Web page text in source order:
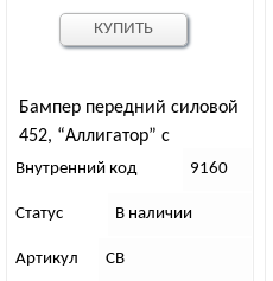
Бампер передний силовой
452, “Аллигатор” с
кенгурином
Внутренний код 9160
Статус В наличии
Артикул СВ
КУПИТЬ